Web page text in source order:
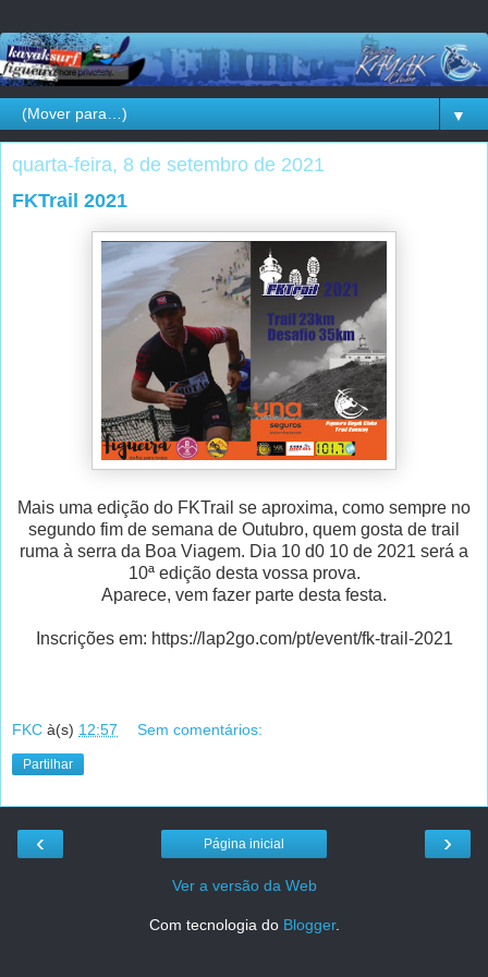
▼
quarta-feira, 8 de setembro de 2021
FKTrail 2021
Mais uma edição do FKTrail se aproxima, como sempre no
segundo fim de semana de Outubro, quem gosta de trail
ruma à serra da Boa Viagem. Dia 10 d0 10 de 2021 será a
10ª edição desta vossa prova.
Aparece, vem fazer parte desta festa.
Inscrições em: https://lap2go.com/pt/event/fk-trail-2021
FKC à(s) 12:57 Sem comentários:
Partilhar
‹ ›
Página inicial
Ver a versão da Web
Com tecnologia do Blogger.